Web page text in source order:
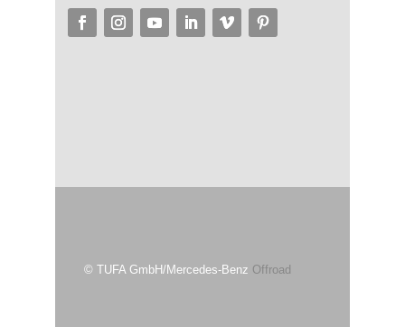
© TUFA GmbH/Mercedes-Benz Offroad